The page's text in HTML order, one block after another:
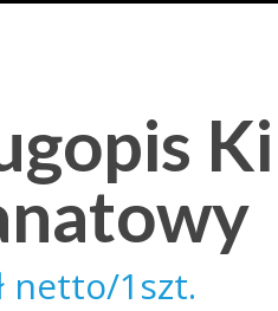
netto/1szt.